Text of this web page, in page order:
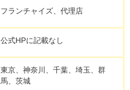
フランチャイズ、代理店
公式HPに記載なし
東京、神奈川、千葉、埼玉、群
馬、茨城